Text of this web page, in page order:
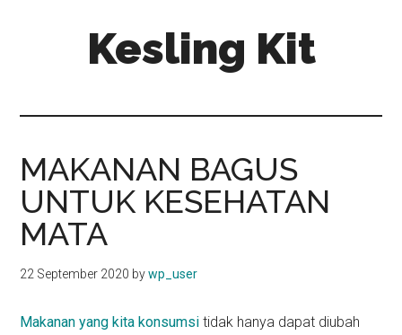
Kesling Kit
MAKANAN BAGUS
UNTUK KESEHATAN
MATA
22 September 2020 bywp_user
Makanan yang kita konsumsi tidak hanya dapat diubah